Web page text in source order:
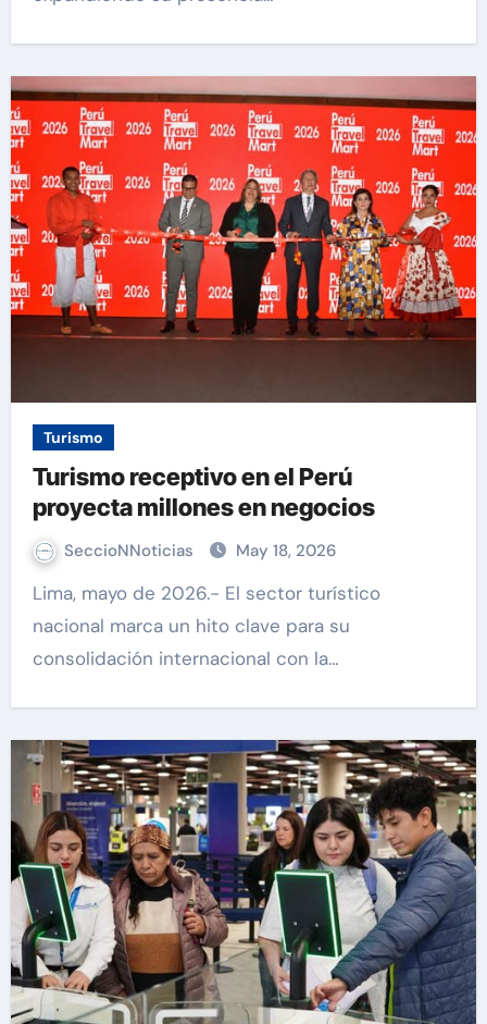
Turismo
Turismo receptivo en el Perú
proyecta millones en negocios
SeccioNNoticias May 18, 2026
Lima, mayo de 2026.- El sector turístico
nacional marca un hito clave para su
consolidación internacional con la…